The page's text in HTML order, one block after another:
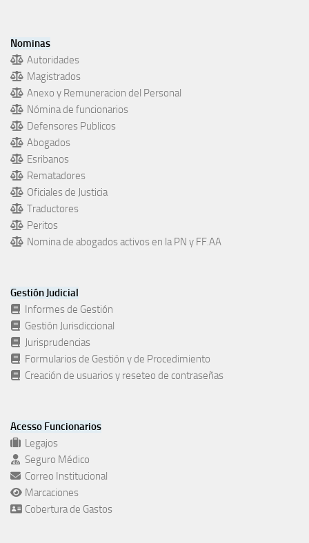
Nominas
Autoridades
Magistrados
Anexo y Remuneracion del Personal
Nómina de funcionarios
Defensores Publicos
Abogados
Esribanos
Rematadores
Oficiales de Justicia
Traductores
Peritos
Nomina de abogados activos en la PN y FF.AA
Gestión Judicial
Informes de Gestión
Gestión Jurisdiccional
Jurisprudencias
Formularios de Gestión y de Procedimiento
Creación de usuarios y reseteo de contraseñas
Acesso Funcionarios
Legajos
Seguro Médico
Correo Institucional
Marcaciones
Cobertura de Gastos